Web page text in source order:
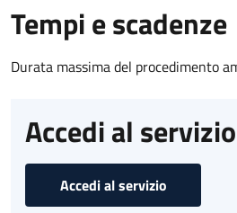
Tempi e scadenze
Durata massima del procedimento
Accedi al servizio
Accedi al servizio